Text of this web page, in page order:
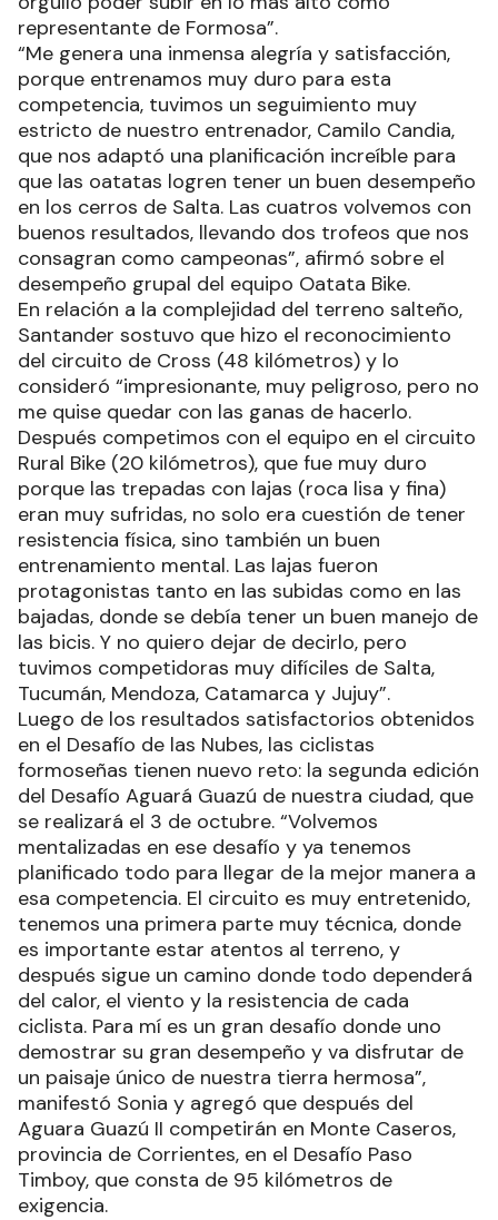
representante de Formosa”.
“Me genera una inmensa alegría y satisfacción,
porque entrenamos muy duro para esta
competencia, tuvimos un seguimiento muy
estricto de nuestro entrenador, Camilo Candia,
que nos adaptó una planificación increíble para
que las oatatas logren tener un buen desempeño
en los cerros de Salta. Las cuatros volvemos con
buenos resultados, llevando dos trofeos que nos
consagran como campeonas”, afirmó sobre el
desempeño grupal del equipo Oatata Bike.
En relación a la complejidad del terreno salteño,
Santander sostuvo que hizo el reconocimiento
del circuito de Cross (48 kilómetros) y lo
consideró “impresionante, muy peligroso, pero no
me quise quedar con las ganas de hacerlo.
Después competimos con el equipo en el circuito
Rural Bike (20 kilómetros), que fue muy duro
porque las trepadas con lajas (roca lisa y fina)
eran muy sufridas, no solo era cuestión de tener
resistencia física, sino también un buen
entrenamiento mental. Las lajas fueron
protagonistas tanto en las subidas como en las
bajadas, donde se debía tener un buen manejo de
las bicis. Y no quiero dejar de decirlo, pero
tuvimos competidoras muy difíciles de Salta,
Tucumán, Mendoza, Catamarca y Jujuy”.
Luego de los resultados satisfactorios obtenidos
en el Desafío de las Nubes, las ciclistas
formoseñas tienen nuevo reto: la segunda edición
del Desafío Aguará Guazú de nuestra ciudad, que
se realizará el 3 de octubre. “Volvemos
mentalizadas en ese desafío y ya tenemos
planificado todo para llegar de la mejor manera a
esa competencia. El circuito es muy entretenido,
tenemos una primera parte muy técnica, donde
es importante estar atentos al terreno, y
después sigue un camino donde todo dependerá
del calor, el viento y la resistencia de cada
ciclista. Para mí es un gran desafío donde uno
demostrar su gran desempeño y va disfrutar de
un paisaje único de nuestra tierra hermosa”,
manifestó Sonia y agregó que después del
Aguara Guazú II competirán en Monte Caseros,
provincia de Corrientes, en el Desafío Paso
Timboy, que consta de 95 kilómetros de
exigencia.